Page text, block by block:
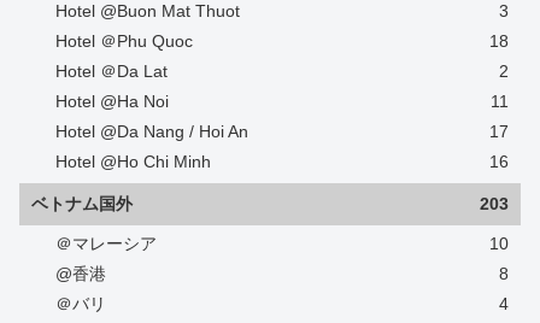
Hotel @Buon Mat Thuot
3
Hotel ＠Phu Quoc
18
Hotel ＠Da Lat
2
Hotel @Ha Noi
11
Hotel @Da Nang / Hoi An
17
Hotel @Ho Chi Minh
16
ベトナム国外 203
＠マレーシア
10
@香港
8
＠バリ
4